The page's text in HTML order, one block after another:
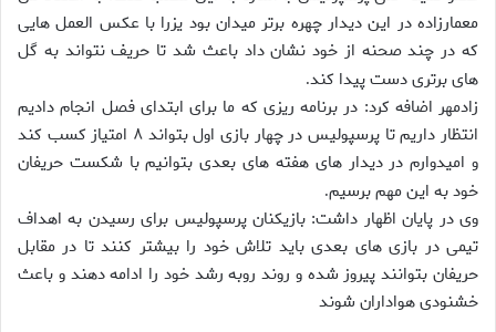
معمارزاده در این دیدار چهره برتر میدان بود یزرا با عکس العمل هایی
که در چند صحنه از خود نشان داد باعث شد تا حریف نتواند به گل
های برتری دست پیدا کند.
زادمهر اضافه کرد: در برنامه ریزی که ما برای ابتدای فصل انجام دادیم
انتظار داریم تا پرسپولیس در چهار بازی اول بتواند ۸ امتیاز کسب کند
و امیدوارم در دیدار های هفته های بعدی بتوانیم با شکست حریفان
خود به این مهم برسیم.
وی در پایان اظهار داشت: بازیکنان پرسپولیس برای رسیدن به اهداف
تیمی در بازی های بعدی باید تلاش خود را بیشتر کنند تا در مقابل
حریفان بتوانند پیروز شده و روند روبه رشد خود را ادامه دهند و باعث
خشنودی هواداران شوند